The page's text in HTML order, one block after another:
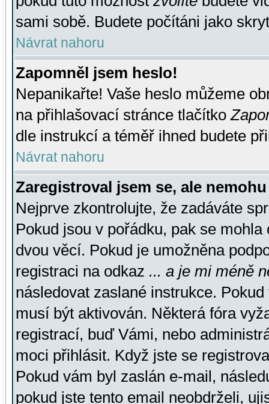
sami sobě. Budete počítáni jako
Návrat nahoru
Zapomněl jsem heslo!
Nepanikařte! Vaše heslo můžeme
na přihlašovací stránce tlačítko
dle instrukcí a téměř ihned budete
Návrat nahoru
Zaregistroval jsem se, ale
Nejprve zkontrolujte, že zadáváte
Pokud jsou v pořádku, pak se
dvou věcí. Pokud je umožněna
registraci na odkaz ... a je mi méně
následovat zaslané instrukce.
musí být aktivován. Některá fóra
registrací, buď Vámi, nebo
moci přihlásit. Když jste se
Pokud vám byl zaslán e-mail,
pokud jste tento email neobdrželi,